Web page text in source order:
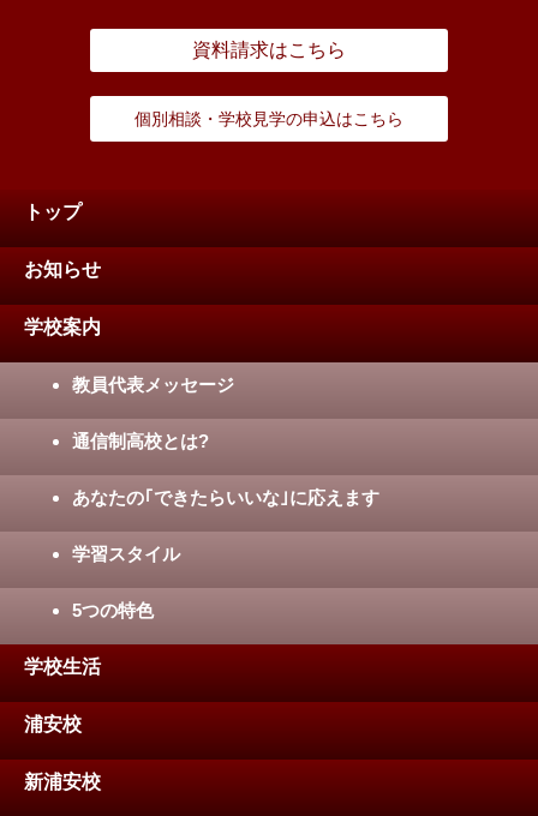
資料請求はこちら
個別相談・学校見学の申込はこちら
トップ
お知らせ
学校案内
教員代表メッセージ
通信制高校とは?
あなたの｢できたらいいな｣に応えます
学習スタイル
5つの特色
学校生活
浦安校
新浦安校